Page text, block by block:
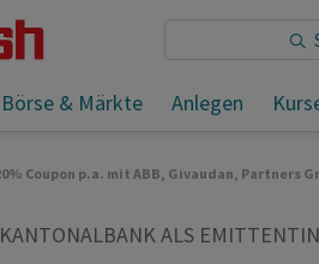
Börse & Märkte Anlegen
Coupon p.a. mit ABB, Givaudan, Partners
ALS EMITTENTIN